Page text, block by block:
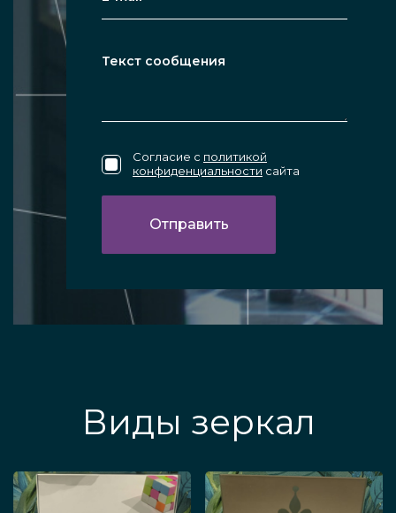
Согласие с политикой
конфиденциальности сайта
Виды зеркал